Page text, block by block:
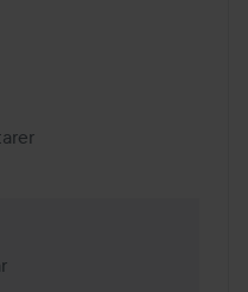
Creator. lades 1 år